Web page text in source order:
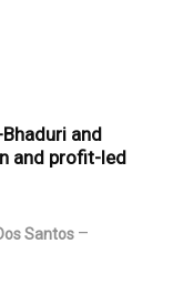
and
and profit-led
Santos